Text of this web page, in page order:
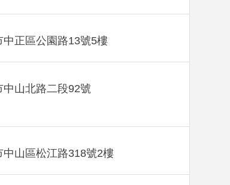
中正區公園路13號5樓
山北路二段92號
中山區松江路318號2樓